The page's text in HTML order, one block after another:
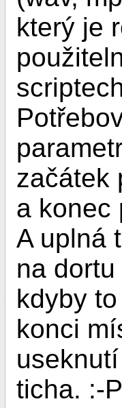
který je
začátek
a konec
A uplná
na
kdyby
konci
ticha. :-